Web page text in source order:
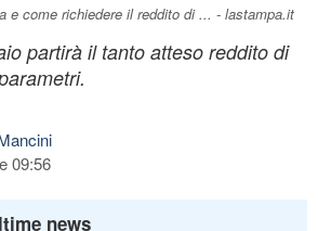
e come richiedere il reddito di ... - lastampa.it
partirà il tanto atteso reddito di
09:56
news